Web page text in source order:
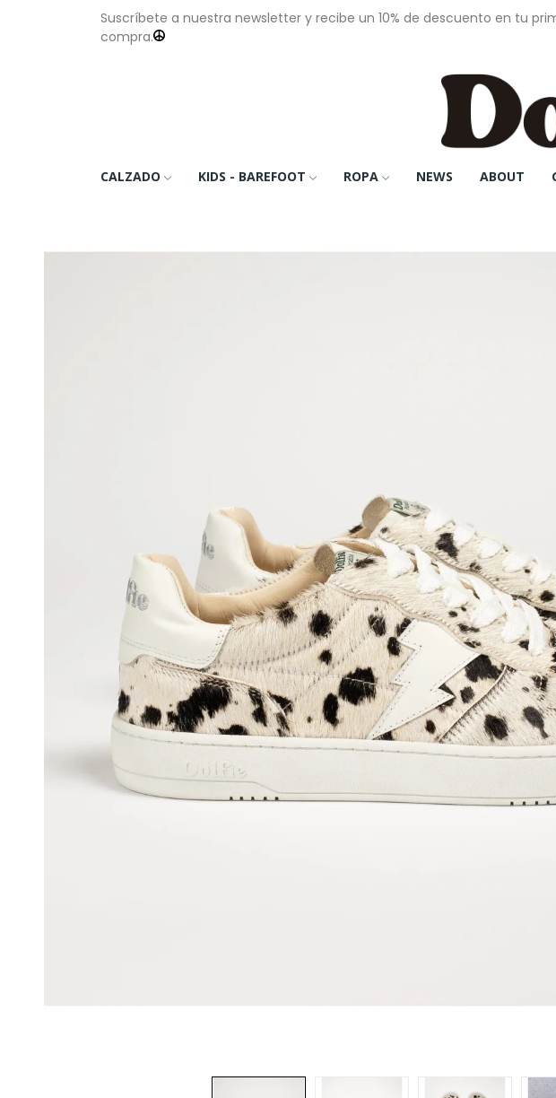
Suscríbete a nuestra newsletter y recibe un 10% de descuento en tu
compra.
CALZADO KIDS - BAREFOOT ROPA NEWS ABOUT